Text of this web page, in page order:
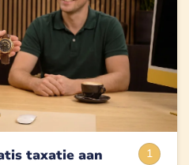
1
taxatie aan